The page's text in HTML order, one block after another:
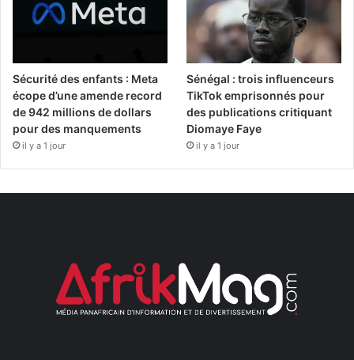
Sécurité des enfants : Meta
écope d’une amende record
de 942 millions de dollars
pour des manquements
il y a 1 jour
Sénégal : trois influenceurs
TikTok emprisonnés pour
des publications critiquant
Diomaye Faye
il y a 1 jour